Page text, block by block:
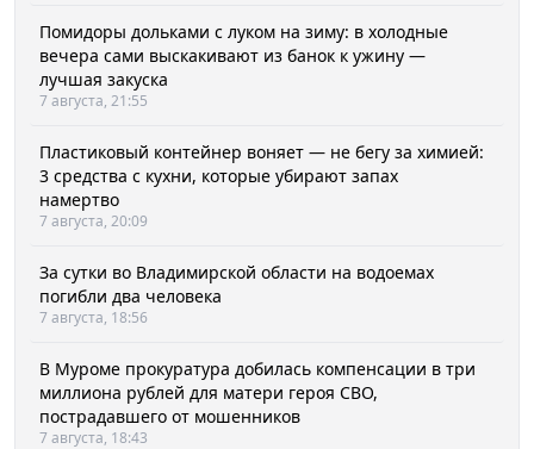
Помидоры дольками с луком на зиму: в холодные
вечера сами выскакивают из банок к ужину —
лучшая закуска
7 августа, 21:55
Пластиковый контейнер воняет — не бегу за химией:
3 средства с кухни, которые убирают запах
намертво
7 августа, 20:09
За сутки во Владимирской области на водоемах
погибли два человека
7 августа, 18:56
В Муроме прокуратура добилась компенсации в три
миллиона рублей для матери героя СВО,
пострадавшего от мошенников
7 августа, 18:43